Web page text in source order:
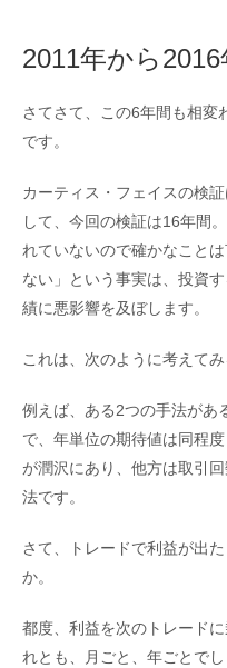
2011年から
さてさて、この6年間も相変
です。
カーティス・フェイスの検
して、今回の検証は16年間
れていないので確かなこと
ない」という事実は、投資
績に悪影響を及ぼします。
これは、次のように考えてみ
例えば、ある2つの手法があ
で、年単位の期待値は同程
が潤沢にあり、他方は取引
法です。
さて、トレードで利益が出
か。
都度、利益を次のトレード
れとも、月ごと、年ごとで